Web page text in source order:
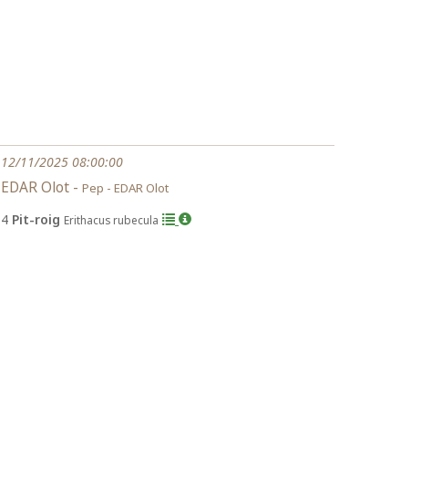
12/11/2025 08:00:00
EDAR Olot - Pep - EDAR Olot
4 Pit-roig Erithacus rubecula